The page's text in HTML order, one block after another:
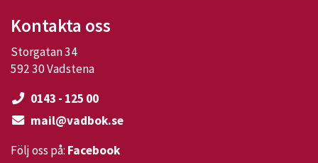
Kontakta oss
Storgatan 34
592 30 Vadstena
0143 - 125 00
mail@vadbok.se
Följ oss på: Facebook